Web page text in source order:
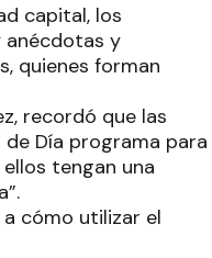
capital, los
anécdotas y
quienes forman
recordó que las
Día programa para
tengan una
cómo utilizar el